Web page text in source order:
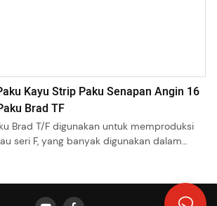
Kayu Strip Paku Senapan Angin 16
Brad TF
Brad T/F digunakan untuk memproduksi
seri F, yang banyak digunakan dalam